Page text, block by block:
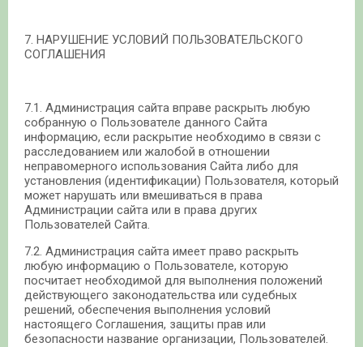
7. НАРУШЕНИЕ УСЛОВИЙ ПОЛЬЗОВАТЕЛЬСКОГО
СОГЛАШЕНИЯ
7.1. Администрация сайта вправе раскрыть любую
собранную о Пользователе данного Сайта
информацию, если раскрытие необходимо в связи с
расследованием или жалобой в отношении
неправомерного использования Сайта либо для
установления (идентификации) Пользователя, который
может нарушать или вмешиваться в права
Администрации сайта или в права других
Пользователей Сайта.
7.2. Администрация сайта имеет право раскрыть
любую информацию о Пользователе, которую
посчитает необходимой для выполнения положений
действующего законодательства или судебных
решений, обеспечения выполнения условий
настоящего Соглашения, защиты прав или
безопасности название организации, Пользователей.